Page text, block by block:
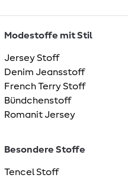
Modestoffe mit Stil
Jersey Stoff
Denim Jeansstoff
French Terry Stoff
Bündchenstoff
Romanit Jersey
Besondere Stoffe
Tencel Stoff